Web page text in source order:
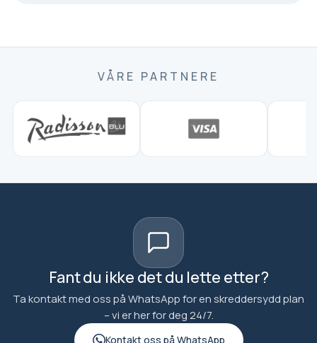
VÅRE PARTNERE
Fant du ikke det du lette etter?
Ta kontakt med oss på WhatsApp for en skreddersydd plan
– vi er her for deg 24/7.
Kontakt oss på WhatsApp